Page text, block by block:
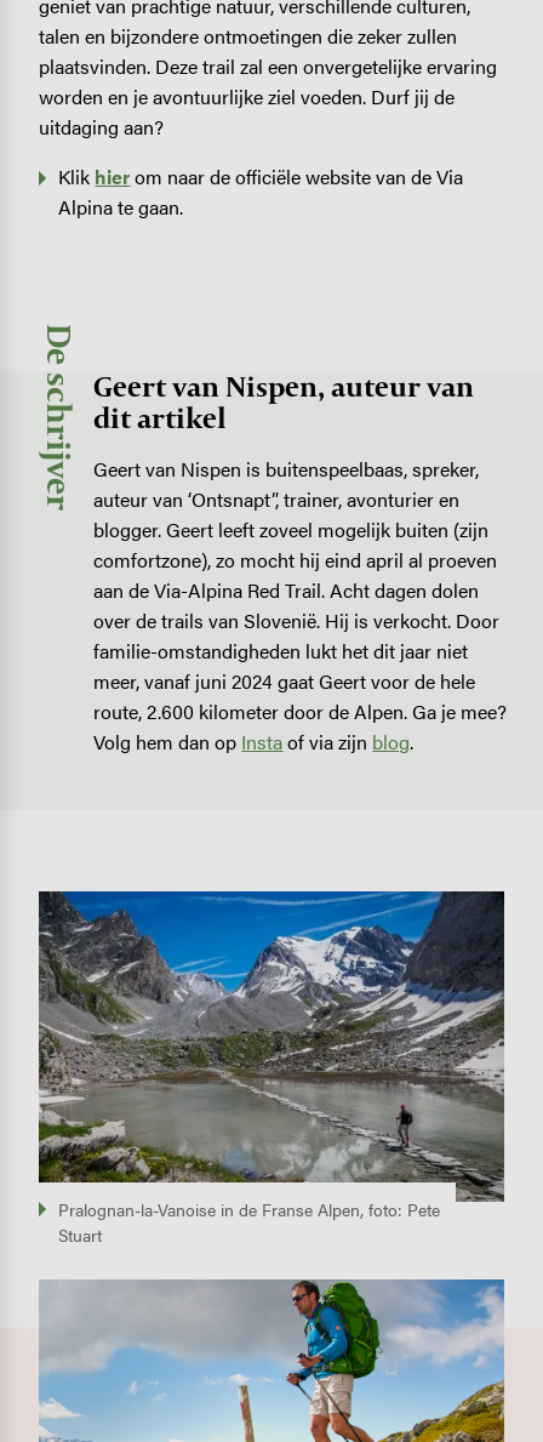
geniet van prachtige natuur, verschillende culturen,
talen en bijzondere ontmoetingen die zeker zullen
plaatsvinden. Deze trail zal een onvergetelijke ervaring
worden en je avontuurlijke ziel voeden. Durf jij de
uitdaging aan?
Klik hierom naar de officiële website van de Via
Alpina te gaan.
De schrijver Geert van Nispen, auteur van
dit artikel
Geert van Nispen is buitenspeelbaas, spreker,
auteur van ‘Ontsnapt”, trainer, avonturier en
blogger. Geert leeft zoveel mogelijk buiten (zijn
comfortzone), zo mocht hij eind april al proeven
aan de Via-Alpina Red Trail. Acht dagen dolen
over de trails van Slovenië. Hij is verkocht. Door
familie-omstandigheden lukt het dit jaar niet
meer, vanaf juni 2024 gaat Geert voor de hele
route, 2.600 kilometer door de Alpen. Ga je mee?
Volg hem dan op Instaof via zijn blog.
Image
Pralognan-la-Vanoise in de Franse Alpen, foto: Pete
Stuart